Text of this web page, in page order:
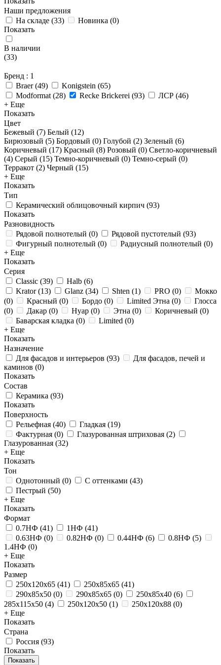
Наши предложения
На складе (33) Новинка (0)
Показать
В наличии
(33)
Бренд : 1
Braer(49) Konigstein (65)
Modformat (28) Recke Brickerei (93) ЛСР (46)
+ Еще
Показать
Цвет
Бежевый (7) Белый (12)
Бирюзовый (5) Бордовый (0) Голубой (2) Зеленый (6)
Коричневый (17) Красный (8) Розовый (0) Светло-коричневый
(4) Серый (15) Темно-коричневый (0) Темно-серый (0)
Терракот (2) Черный (15)
+ Еще
Показать
Тип
Керамический облицовочный кирпич (93)
Показать
Разновидность
Рядовой полнотелый (0) Рядовой пустотелый (93)
Фигурный полнотелый (0) Радиусный полнотелый (0)
+ Еще
Показать
Серия
Classic (39) Halb (6)
Krator(13) Glanz (34) Shten (1) PRO (0)
Мокко
(0) Красный (0) Бордо (0) Limited Этна (0)
Глосса
(0) Дакар (0) Нуар (0) Этна (0) Коричневый (0)
Баварская кладка (0) Limited (0)
+ Еще
Показать
Назначение
Для фасадов и интерьеров (93)
Для фасадов, печей и
каминов (0)
Показать
Состав
Керамика (93)
Показать
Поверхность
Рельефная (40) Гладкая (19)
Фактурная (0) Глазурованная штриховая (2)
Глазурованная (32)
+ Еще
Показать
Тон
Однотонный (0) С оттенками (43)
Пестрый (50)
+ Еще
Показать
Формат
0.7НФ (41) 1НФ (41)
0.63НФ (0) 0.82НФ (0) 0.44НФ (6) 0.8НФ (5)
1.4НФ (0)
+ Еще
Показать
Размер
250x120x65 (41) 250x85x65 (41)
290x85x50 (0) 290x85x65 (0) 250х85х40 (6)
285x115x50 (4) 250x120x50 (1) 250x120x88 (0)
+ Еще
Показать
Страна
Россия (93)
Показать
Показать